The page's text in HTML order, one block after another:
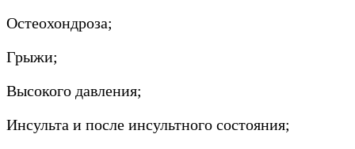
Остеохондроза;
Грыжи;
Высокого давления;
Инсульта и после инсультного состояния;